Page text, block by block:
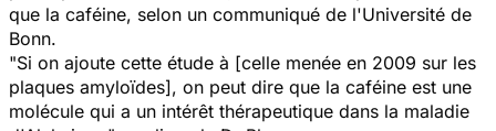
que la caféine, selon un communiqué de l'Université de
Bonn.
"Si on ajoute cette étude à [celle menée en 2009 sur les
plaques amyloïdes], on peut dire que la caféine est une
molécule qui a un intérêt thérapeutique dans la maladie